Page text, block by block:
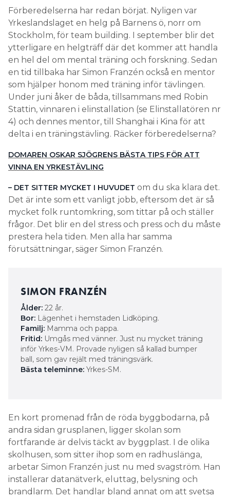
Förberedelserna har redan börjat. Nyligen var
Yrkeslandslaget en helg på Barnens ö, norr om
Stockholm, för team building. I september blir det
ytterligare en helgträff där det kommer att handla
en hel del om mental träning och forskning. Sedan
en tid tillbaka har Simon Franzén också en mentor
som hjälper honom med träning inför tävlingen.
Under juni åker de båda, tillsammans med Robin
Stattin, vinnaren i elinstallation (se Elinstallatören nr
4) och dennes mentor, till Shanghai i Kina för att
delta i en träningstävling. Räcker förberedelserna?
DOMAREN OSKAR SJÖGRENS BÄSTA TIPS FÖR ATT
VINNA EN YRKESTÄVLING
– DET SITTER MYCKET I HUVUDET om du ska klara det.
Det är inte som ett vanligt jobb, eftersom det är så
mycket folk runtomkring, som tittar på och ställer
frågor. Det blir en del stress och press och du måste
prestera hela tiden. Men alla har samma
förutsättningar, säger Simon Franzén.
SIMON FRANZÉN
Ålder: 22 år.
Bor: Lägenhet i hemstaden Lidköping.
Familj: Mamma och pappa.
Fritid: Umgås med vänner. Just nu mycket träning
inför Yrkes-VM. Provade nyligen så kallad bumper
ball, som gav rejält med träningsvärk.
Bästa teleminne: Yrkes-SM.
En kort promenad från de röda byggbodarna, på
andra sidan grusplanen, ligger skolan som
fortfarande är delvis täckt av byggplast. I de olika
skolhusen, som sitter ihop som en radhuslänga,
arbetar Simon Franzén just nu med svagström. Han
installerar datanätverk, eluttag, belysning och
brandlarm. Det handlar bland annat om att svetsa